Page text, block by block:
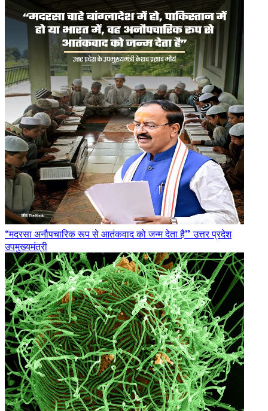
“मदरसा अनौपचारिक रूप से आतंकवाद को जन्म देता है” उत्तर प्रदेश
उपमुख्यमंत्री